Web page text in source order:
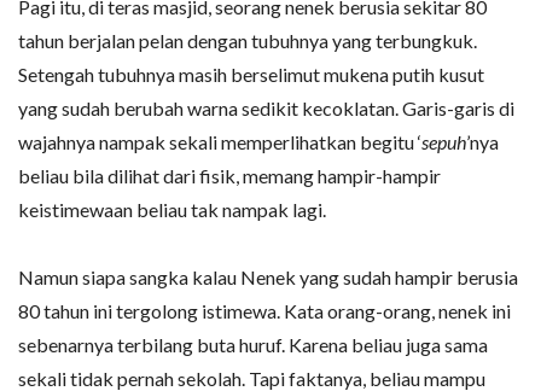
Pagi itu, di teras masjid, seorang nenek berusia sekitar 80
tahun berjalan pelan dengan tubuhnya yang terbungkuk.
Setengah tubuhnya masih berselimut mukena putih kusut
yang sudah berubah warna sedikit kecoklatan. Garis-garis di
wajahnya nampak sekali memperlihatkan begitu ‘sepuh’nya
beliau bila dilihat dari fisik, memang hampir-hampir
keistimewaan beliau tak nampak lagi.
Namun siapa sangka kalau Nenek yang sudah hampir berusia
80 tahun ini tergolong istimewa. Kata orang-orang, nenek ini
sebenarnya terbilang buta huruf. Karena beliau juga sama
sekali tidak pernah sekolah. Tapi faktanya, beliau mampu